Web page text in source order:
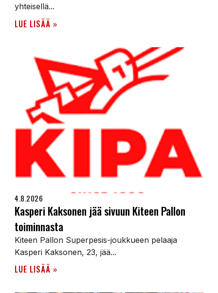
yhteisellä...
LUE LISÄÄ »
4.8.2026
Kasperi Kaksonen jää sivuun Kiteen Pallon
toiminnasta
Kiteen Pallon Superpesis-joukkueen pelaaja
Kasperi Kaksonen, 23, jää...
LUE LISÄÄ »